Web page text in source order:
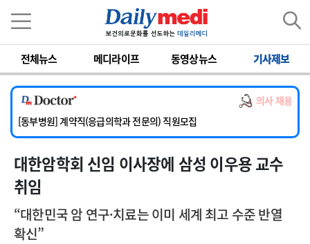
전체뉴스 메디라이프 동영상뉴스 기사제보
의사 채용
[서울아산병원] 2026년 하반기 인턴 모집
[영남대학교의료원] 마취통증의학과 임기제 임상의사 채용
[충남대학교병원] 소아청소년과(소아응급전담) 계약직 의사 공개채용
[동부병원] 계약직(응급의학과 전문의) 직원모집
[이대목동병원] 하반기 전공의(레지던트1년차) 모집
[서울아산병원] 2026년 하반기 인턴 모집
[영남대학교의료원] 마취통증의학과 임기제 임상의사 채용
대한암학회 신임 이사장에 삼성 이우용 교수
취임
“대한민국 암 연구·치료는 이미 세계 최고 수준 반열
확신”